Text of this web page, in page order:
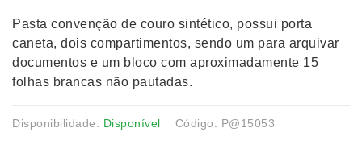
Pasta convenção de couro sintético, possui porta
caneta, dois compartimentos, sendo um para arquivar
documentos e um bloco com aproximadamente 15
folhas brancas não pautadas.
Disponibilidade: Disponível Código: P@15053